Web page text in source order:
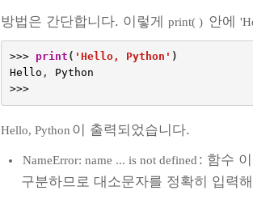
방법은 간단합니다. 이렇게print( ) 안에
>>> print ( 'Hello, Python' )
Hello ,
Python
>>>
Hello, Python 이 출력되었습니다.
NameError: name ... is not defined : 함수
구분하므로 대소문자를 정확히 입력